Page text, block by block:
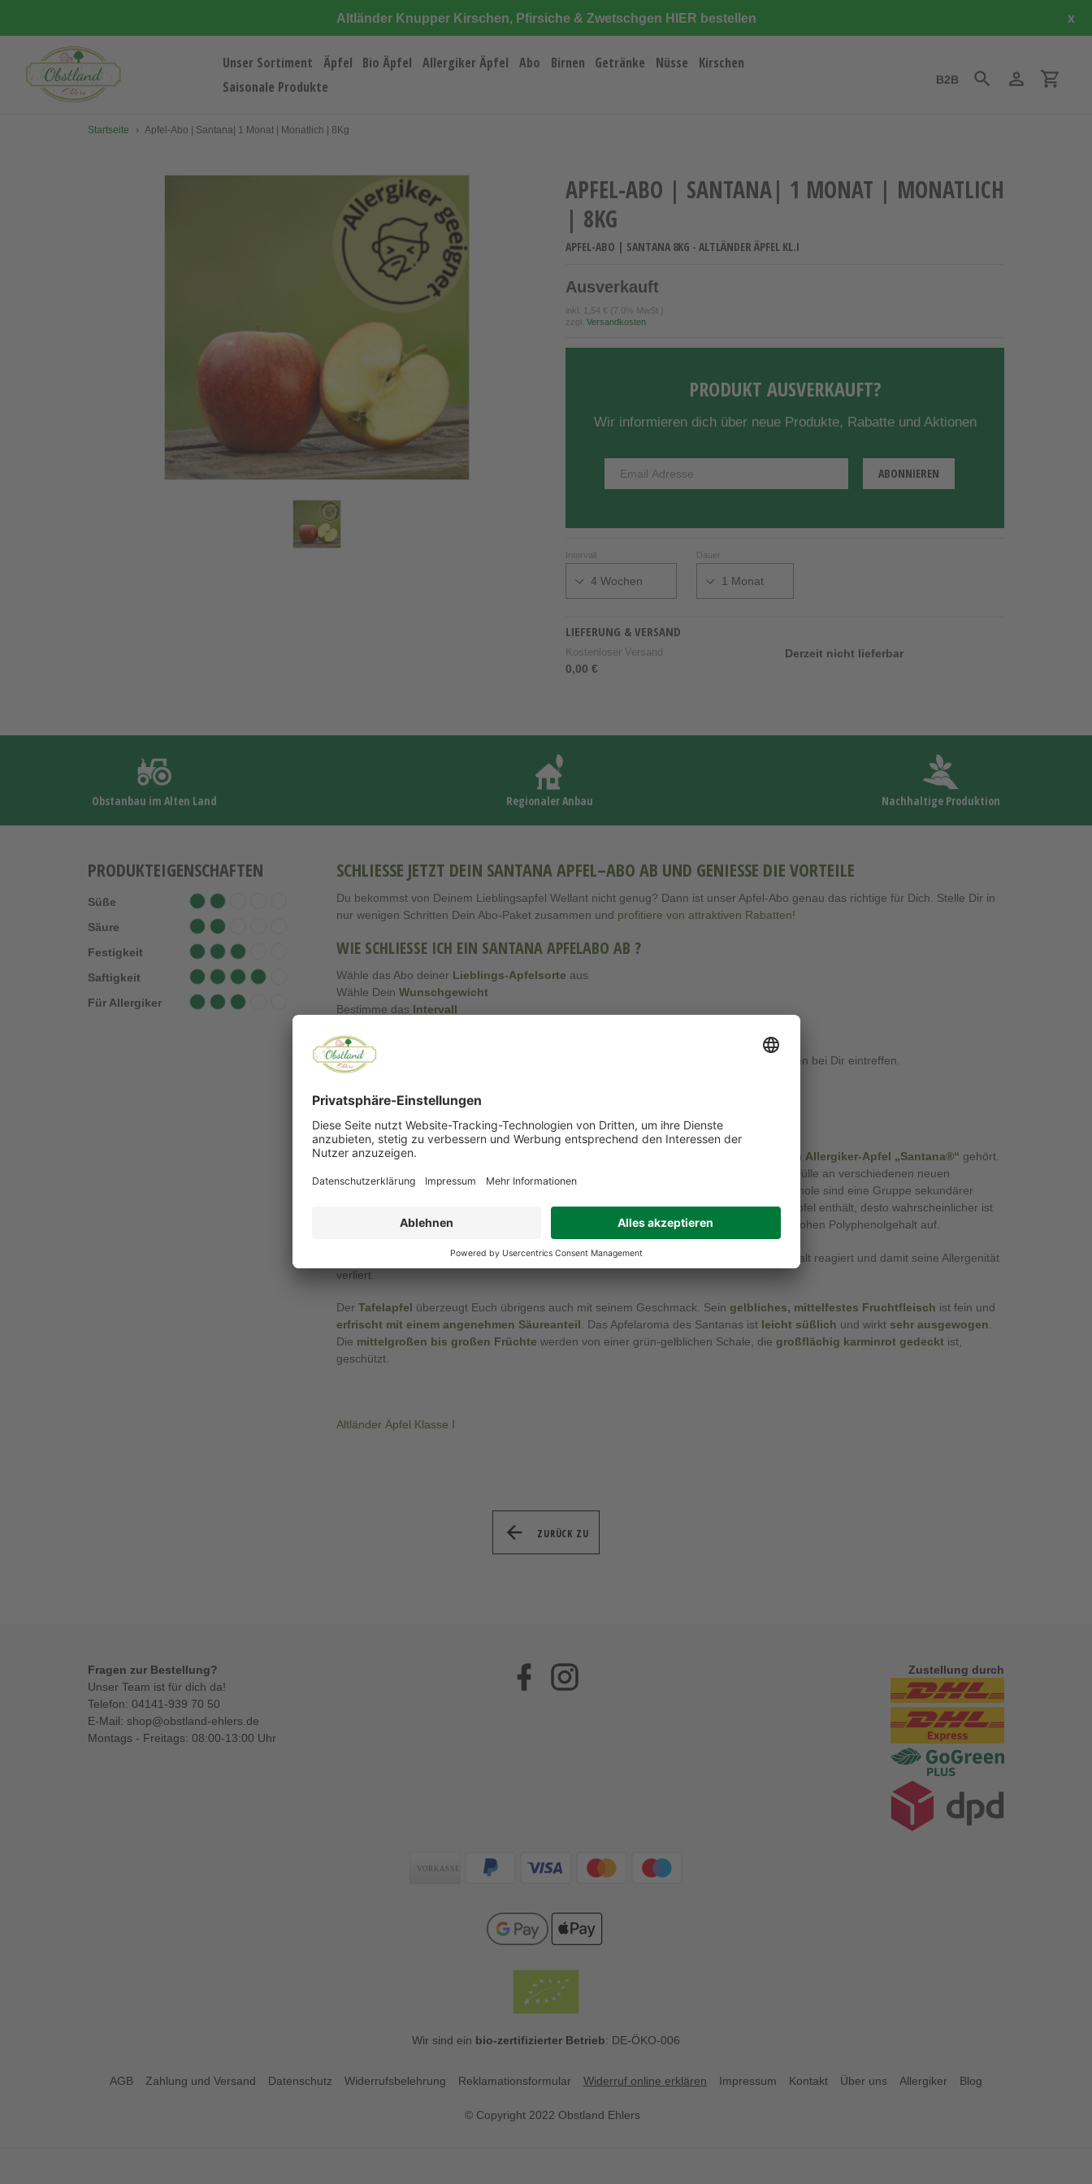
Altländer Knupper Kirschen, Pfirsiche & Zwetschgen HIER bestellen x
Unser Sortiment Äpfel Bio Äpfel Allergiker Äpfel Abo Birnen Getränke Nüsse
Kirschen
Saisonale Produkte
B2B SuchenEinloggen
Startseite › Apfel-Abo | Santana| 1 Monat | Monatlich | 8Kg
APFEL-ABO | SANTANA| 1 MONAT | MONATLICH
| 8KG
APFEL-ABO | SANTANA 8KG - ALTLÄNDER ÄPFEL KL.I
Ausverkauft
inkl. 1,54 € (7.0% MwSt.)
zzgl. Versandkosten
PRODUKT AUSVERKAUFT?
Wir informieren dich über neue Produkte, Rabatte und Aktionen
Intervall Dauer
LIEFERUNG & VERSAND
Kostenloser Versand
0,00 €
Derzeit nicht lieferbar
Obstanbau im Alten Land Regionaler Anbau Nachhaltige Produktion
PRODUKTEIGENSCHAFTEN
Süße
Säure
Festigkeit
Saftigkeit
Für Allergiker
SCHLIESSE JETZT DEIN SANTANA APFEL–ABO AB UND GENIESSE DIE VORTEILE
Du bekommst von Deinem Lieblingsapfel Wellant nicht genug? Dann ist unser Apfel-Abo genau das richtige für Dich. Stelle Dir in
nur wenigen Schritten Dein Abo-Paket zusammen und profitiere von attraktiven Rabatten!
WIE SCHLIESSE ICH EIN SANTANA APFELABO AB ?
Wähle das Abo deiner Lieblings-Apfelsorte aus
Wähle Dein Wunschgewicht
Bestimme das Intervall
Bezahle Dein Abo
DerVersand erfolgt immer Dienstags Dein Abo-Paket sollte innerhalb von 1-3 Werktagen bei Dir eintreffen.
ÜBER DIE APFELSORTE ALLERGIKER APFELSORTE SANTANA:
Wenn ihr unter einer Apfelallergie leidet, habt Ihr bestimmt schon einmal von dem leckeren Allergiker-Apfel „Santana®“ gehört.
beliebtesten Apfelsorten für Allergiker
und bildet bei der Fülle an verschiedenen neuen
Apfelsorten eine Ausnahme. Und das liegt an seinem
Polyphenole sind eine Gruppe sekundärer
Pflanzenstoffe und finden sich in der Schale und in den Kernen. Je mehr Polyphenol ein Apfel enthält, desto wahrscheinlicher ist
es, dass er von Apfelallergikern vertragen wird. Besonders alte Apfelsorten weisen einen hohen Polyphenolgehalt auf.
Genießbar wird der Santana Apfel, da das Hauptallergen „Mal d1“ mit dem Polyphenolgehalt reagiert und damit seine Allergenität
verliert.
Der Tafelapfel überzeugt Euch übrigens auch mit seinem Geschmack. Sein gelbliches, mittelfestes Fruchtfleisch ist fein und
erfrischt mit einem angenehmen Säureanteil. Das Apfelaroma des Santanas ist leicht süßlich und wirkt sehr ausgewogen.
Die mittelgroßen bis großen Früchte werden von einer grün-gelblichen Schale, die großflächig karminrot gedeckt ist,
geschützt.
Altländer Äpfel Klasse I
ZURÜCK ZU
Fragen zur Bestellung?
Unser Team ist für dich da!
Telefon: 04141-939 70 50
E-Mail: shop@obstland-ehlers.de
Montags - Freitags: 08:00-13:00 Uhr
Facebook Zustellung durch
Zahlungsarten
Wir sind ein bio-zertifizierter Betrieb: DE-ÖKO-006
AGB Zahlung und Versand Datenschutz Widerrufsbelehrung Reklamationsformular Widerruf online erklären Impressum Kontakt Über uns Allergiker Blog
© Copyright 2022 Obstland Ehlers